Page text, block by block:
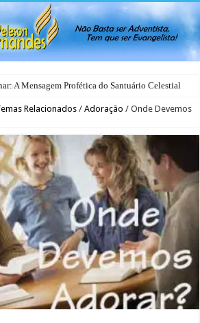
A Mensagem Profética do Santuário Celestial
Relacionados / Adoração / Onde Devemos